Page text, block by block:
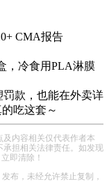
CMA报告
，冷食用PLA淋膜
款，也能在外卖详
吃这套～
内容相关仅代表作者本
承担相关法律责任。如发现
即清除！
布，未经允许禁止复制，